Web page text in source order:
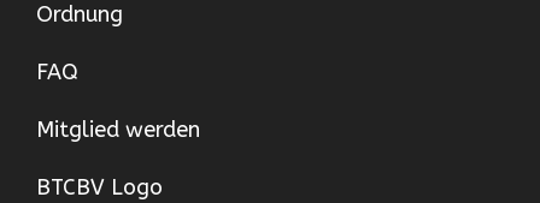
Ordnung
FAQ
Mitglied werden
BTCBV Logo